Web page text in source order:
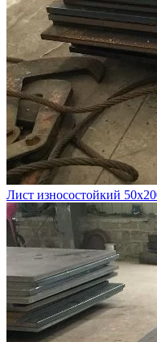
Лист износостойкий